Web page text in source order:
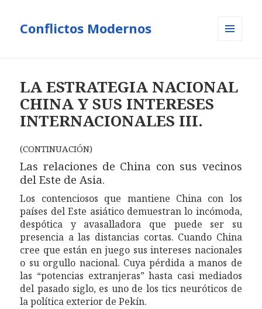
Conflictos Modernos
LA ESTRATEGIA NACIONAL
CHINA Y SUS INTERESES
INTERNACIONALES III.
(CONTINUACIÓN)
Las relaciones de China con sus vecinos
del Este de Asia.
Los contenciosos que mantiene China con los
países del Este asiático demuestran lo incómoda,
despótica y avasalladora que puede ser su
presencia a las distancias cortas. Cuando China
cree que están en juego sus intereses nacionales
o su orgullo nacional. Cuya pérdida a manos de
las “potencias extranjeras” hasta casi mediados
del pasado siglo, es uno de los tics neuróticos de
la política exterior de Pekín.